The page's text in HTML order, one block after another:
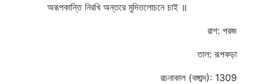
অরূপকান্তি নিরখি অন্তরে মুদিতলোচনে চাই ॥
রাগ: পরজ
তাল: রূপকড়া
রচনাকাল (বঙ্গাব্দ): 1309